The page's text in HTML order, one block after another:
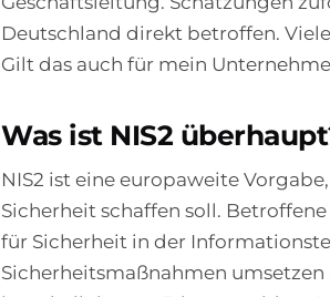
Deutschland direkt betroffen.
Gilt das auch für mein
Was ist NIS2
NIS2 ist eine europaweite
Sicherheit schaffen soll.
für Sicherheit in der
Sicherheitsmaßnahmen